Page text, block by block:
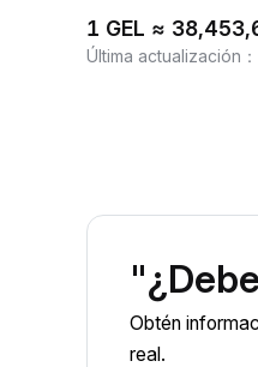
1 GEL ≈
Última actualización ：
Obtén
real.